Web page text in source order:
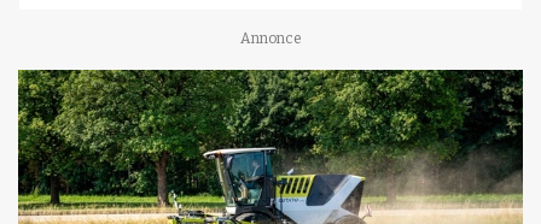
Annonce